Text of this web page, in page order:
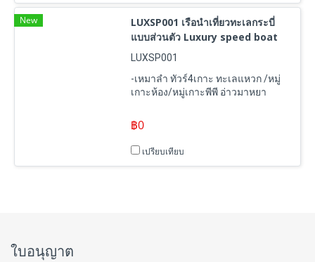
New
LUXSP001 เรือนำเที่ยวทะเลกระบี่
แบบส่วนตัว Luxury speed boat
LUXSP001
-เหมาลำ ทัวร์4เกาะ ทะเลแหวก /หมู่
เกาะห้อง/หมู่เกาะพีพี อ่าวมาหยา
฿0
เปรียบเทียบ
ใบอนุญาต